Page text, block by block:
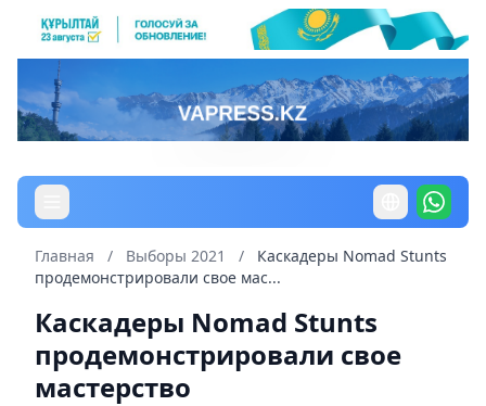
Главная / Выборы 2021 /
Каскадеры Nomad Stunts
продемонстрировали свое мас...
Каскадеры Nomad Stunts
продемонстрировали свое
мастерство